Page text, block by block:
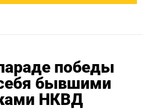
победы
бывшими
НКВД